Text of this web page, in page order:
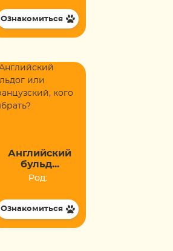
Ознакомиться
Английский
бульд...
Род:
Ознакомиться